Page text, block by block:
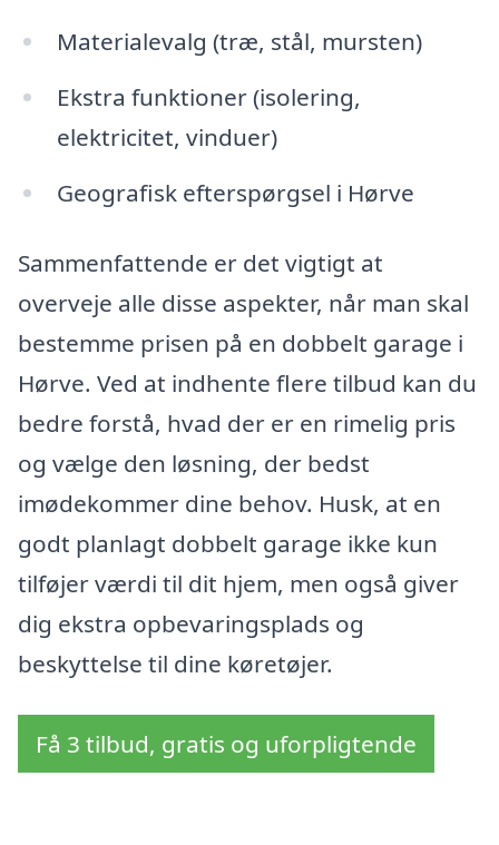
Materialevalg (træ, stål, mursten)
Ekstra funktioner (isolering,
elektricitet, vinduer)
Geografisk efterspørgsel i Hørve
Sammenfattende er det vigtigt at
overveje alle disse aspekter, når man skal
bestemme prisen på en dobbelt garage i
Hørve. Ved at indhente flere tilbud kan du
bedre forstå, hvad der er en rimelig pris
og vælge den løsning, der bedst
imødekommer dine behov. Husk, at en
godt planlagt dobbelt garage ikke kun
tilføjer værdi til dit hjem, men også giver
dig ekstra opbevaringsplads og
beskyttelse til dine køretøjer.
Få 3 tilbud, gratis og uforpligtende